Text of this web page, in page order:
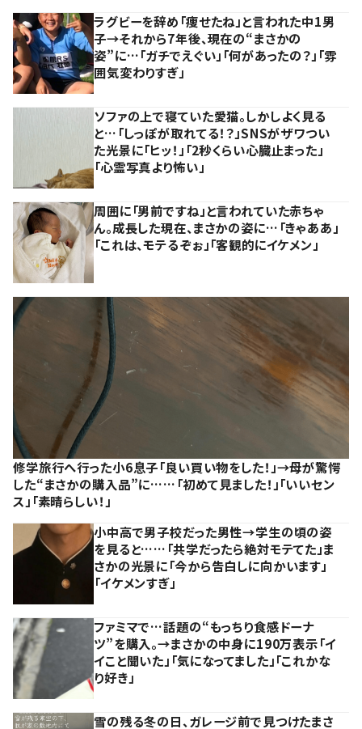
ラグビーを辞め「痩せたね」と言われた中1男
子→それから7年後、現在の“まさかの
姿”に…「ガチでえぐい」「何があったの？」「雰
囲気変わりすぎ」
ソファの上で寝ていた愛猫。しかしよく見る
と…「しっぽが取れてる！？」SNSがザワつい
た光景に「ヒッ！」「2秒くらい心臓止まった」
「心霊写真より怖い」
周囲に「男前ですね」と言われていた赤ちゃ
ん。成長した現在、まさかの姿に…「きゃああ」
「これは、モテるぞぉ」「客観的にイケメン」
修学旅行へ行った小6息子「良い買い物をした！」→母が驚愕
した“まさかの購入品”に……「初めて見ました！」「いいセン
ス」「素晴らしい！」
小中高で男子校だった男性→学生の頃の姿
を見ると……「共学だったら絶対モテてた」ま
さかの光景に「今から告白しに向かいます」
「イケメンすぎ」
ファミマで…話題の“もっちり食感ドーナ
ツ”を購入。→まさかの中身に190万表示「イ
イこと聞いた」「気になってました」「これかな
り好き」
雪の残る冬の日、ガレージ前で見つけたまさ